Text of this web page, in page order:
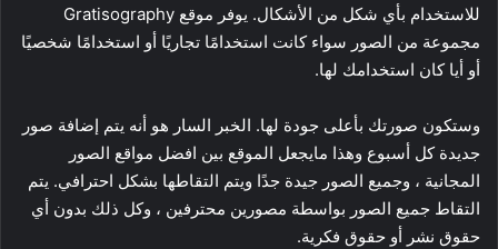
للاستخدام بأي شكل من الأشكال. يوفر موقع Gratisography
مجموعة من الصور سواء كانت استخدامًا تجاريًا أو استخدامًا شخصيًا
أو أيا كان استخدامك لها.
وستكون صورتك بأعلى جودة لها. الخبر السار هو أنه يتم إضافة صور
جديدة كل أسبوع وهذا مايجعل الموقع بين افضل مواقع الصور
المجانية ، وجميع الصور جيدة جدًا ويتم التقاطها بشكل احترافي. يتم
التقاط جميع الصور بواسطة مصورين محترفين ، وكل ذلك بدون أي
حقوق نشر أو حقوق فكرية.